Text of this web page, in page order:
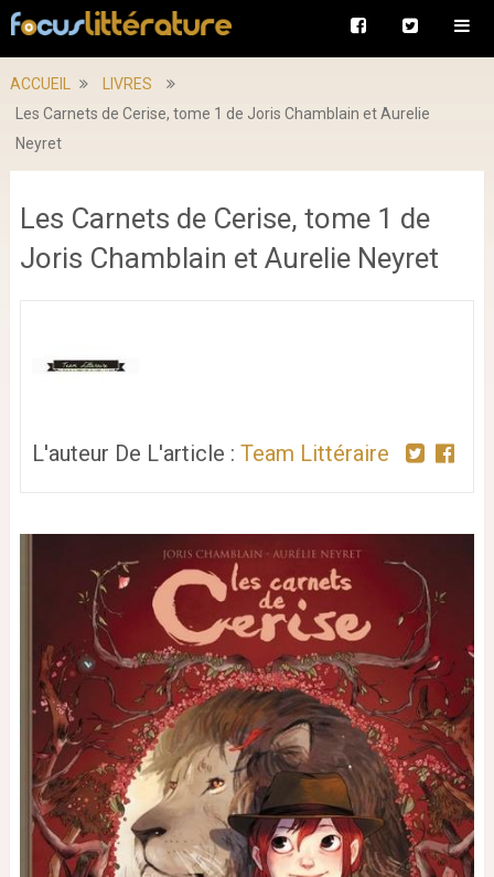
ACCUEIL
LIVRES
Les Carnets de Cerise, tome 1 de Joris Chamblain et Aurelie
Neyret
Les Carnets de Cerise, tome 1 de
Joris Chamblain et Aurelie Neyret
L'auteur De L'article : Team Littéraire